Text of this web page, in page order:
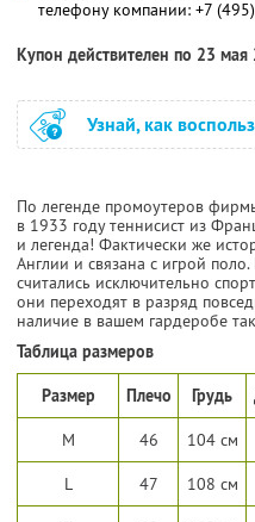
телефону компании: +7
Купон действителен по 23
Узнай, как
По легенде промоутеров
в 1933 году теннисист из
и легенда! Фактически же
Англии и связана с игрой
считались исключительно
они переходят в разряд
наличие в вашем гардеробе
Таблица размеров
Размер Плечо Грудь
M 46 104 см
L 47 108 см